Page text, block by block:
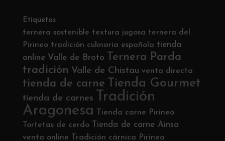
Etiquetas
ternera sostenible textura jugosa ternera del
Pirineo tradición culinaria española tienda
online Valle de Broto
Ternera Parda
tradición Valle de Chistau venta directa
tienda de carne Tienda Gourmet
tienda de carnes
Tradición
Aragonesa
Tienda carne Pirineo
Tortetas de cerdo
Tienda de carne Ainsa
venta online Tradición cárnica Pirineo